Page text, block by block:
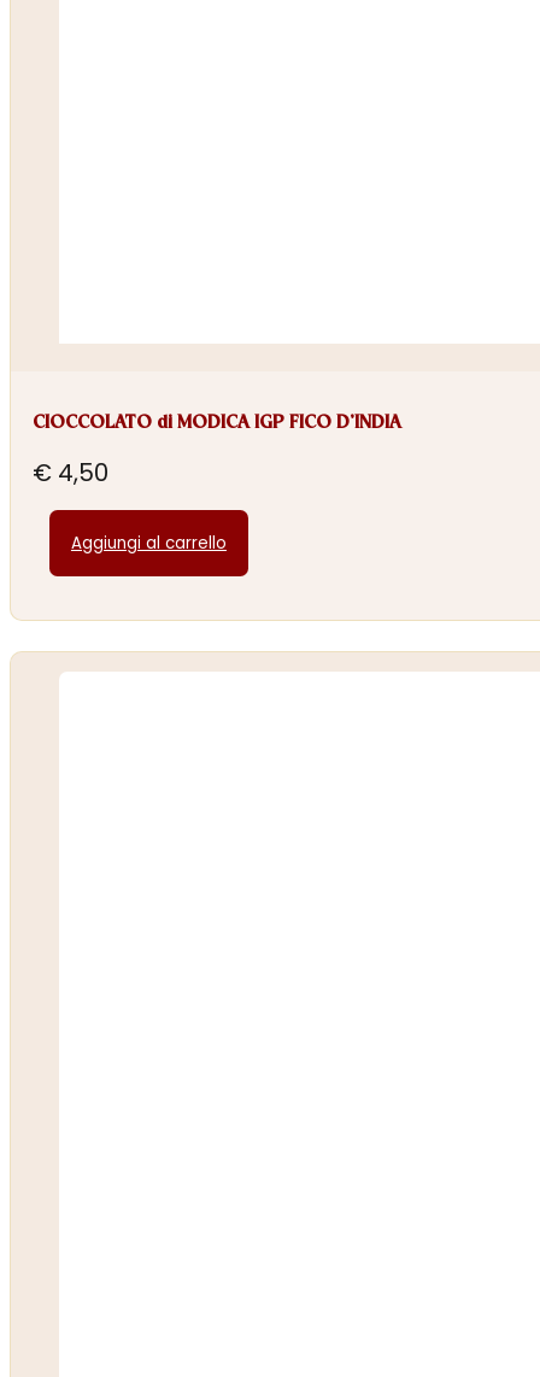
CIOCCOLATO di MODICA IGP FICO D’INDIA
€ 4,50
Aggiungi al carrello